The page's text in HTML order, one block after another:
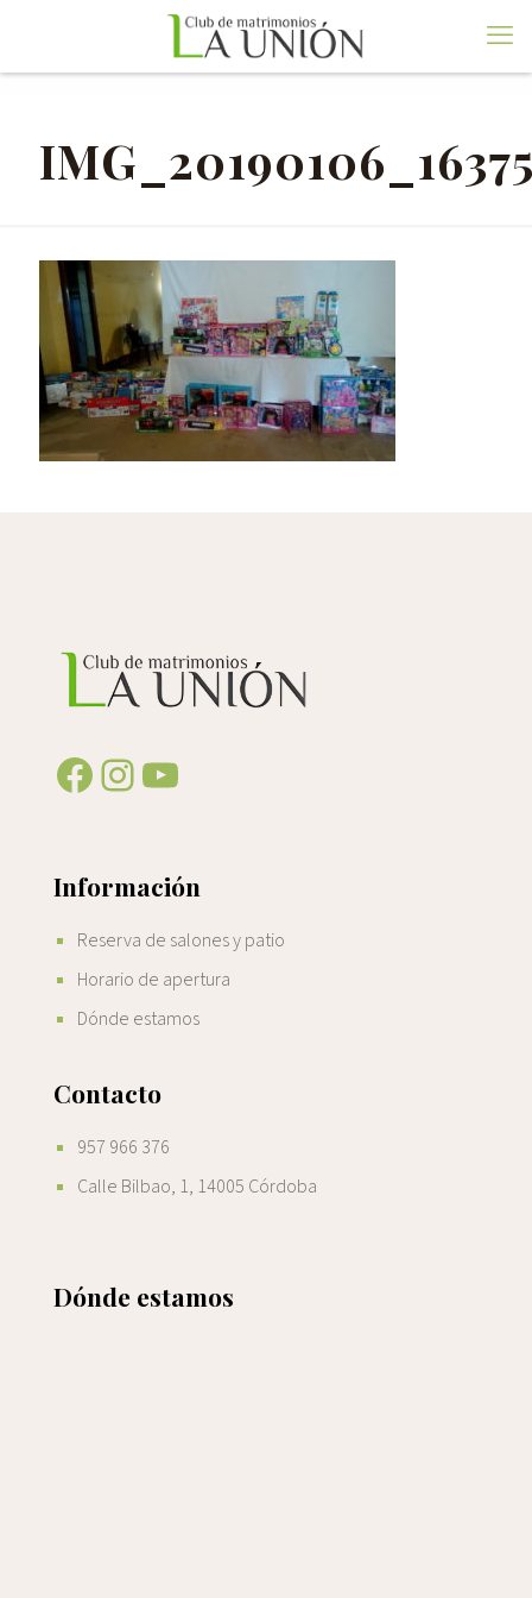
Facebook
Instagram
YouTube
Información
Reserva de salones y patio
Horario de apertura
Dónde estamos
Contacto
957 966 376
Calle Bilbao, 1, 14005 Córdoba
Dónde estamos